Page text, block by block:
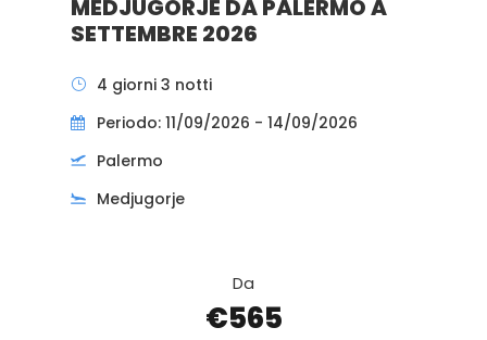
MEDJUGORJE DA PALERMO A
SETTEMBRE 2026
4 giorni 3 notti
Periodo: 11/09/2026 - 14/09/2026
Palermo
Medjugorje
Da
€565